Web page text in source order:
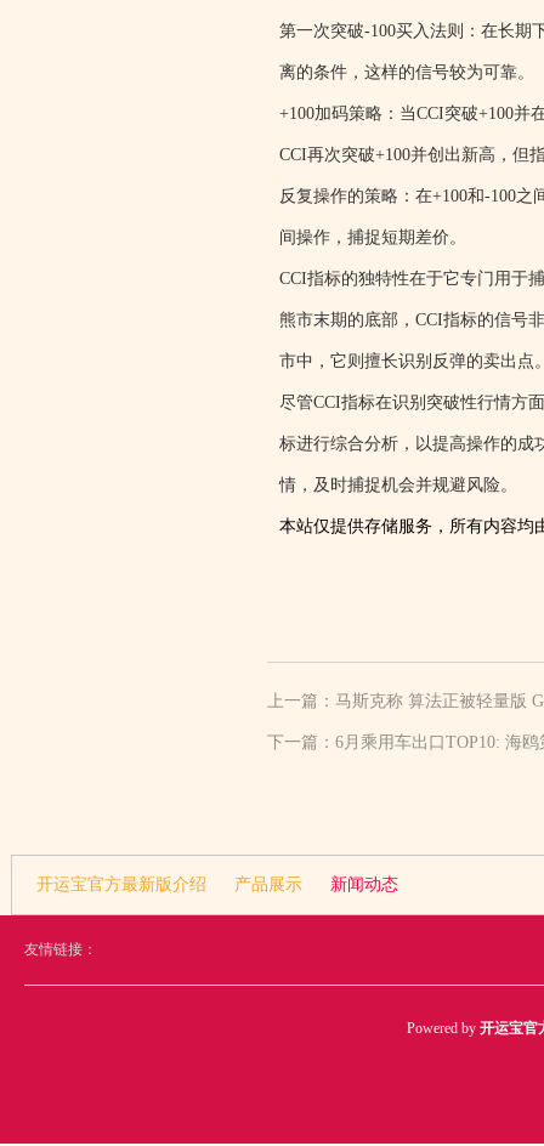
第一次突破-100买入法则：在长期
离的条件，这样的信号较为可靠。
+100加码策略：当CCI突破+100并
CCI再次突破+100并创出新高，但
反复操作的策略：在+100和-100
间操作，捕捉短期差价。
CCI指标的独特性在于它专门用于
熊市末期的底部，CCI指标的信号
市中，它则擅长识别反弹的卖出点
尽管CCI指标在识别突破性行情方
标进行综合分析，以提高操作的成
情，及时捕捉机会并规避风险。
本站仅提供存储服务，所有内容均
上一篇： 马斯克称 算法正被轻量版
下一篇： 6月乘用车出口TOP10: 海
开运宝官方最新版介绍 产品展示 新闻动态
友情链接：
Powered by 开运宝官